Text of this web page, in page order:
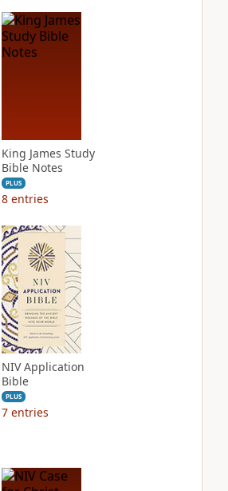
King James Study
Bible Notes
PLUS
8 entries
NIV Application
Bible
PLUS
7 entries